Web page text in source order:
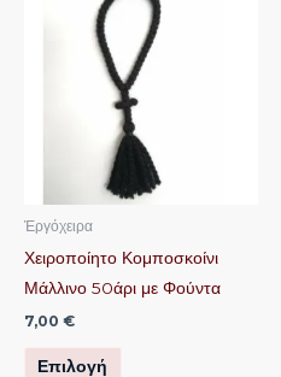
Ἐργόχειρα
Χειροποίητο Κομποσκοίνι
Μάλλινο 50άρι με Φούντα
7,00 €
Επιλογή
προϊόν
έχει
πολλαπλές
παραλλαγές.
επιλογές
να
επιλεγούν
σελίδα